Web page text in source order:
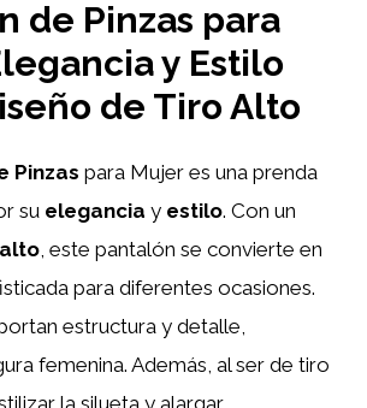
de Pinzas para
y Estilo
de Tiro Alto
Pinzas para Mujer es una prenda
su elegancia y estilo. Con un
, este pantalón se convierte en
para diferentes ocasiones.
estructura y detalle,
femenina. Además, al ser de tiro
la silueta y alargar